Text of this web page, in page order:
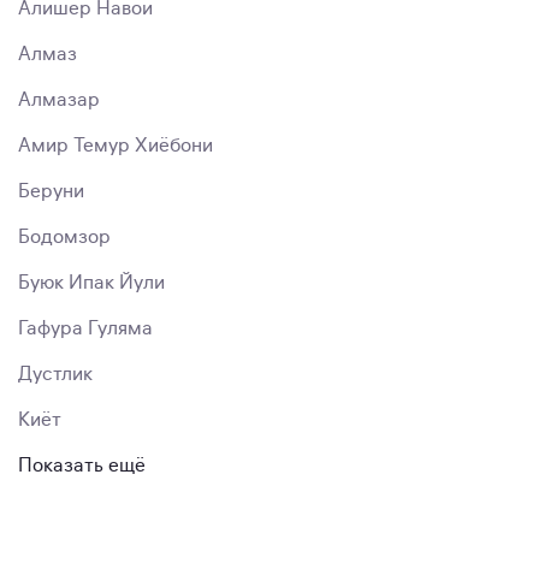
Алишер Навои
Алмаз
Алмазар
Амир Темур Хиёбони
Беруни
Бодомзор
Буюк Ипак Йули
Гафура Гуляма
Дустлик
Киёт
Показать ещё